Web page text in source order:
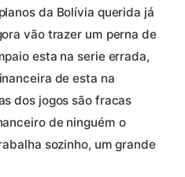
da Bolívia querida já
vão trazer um perna de
esta na serie errada,
de esta na
dos jogos são fracas
de ninguém o
sozinho, um grande